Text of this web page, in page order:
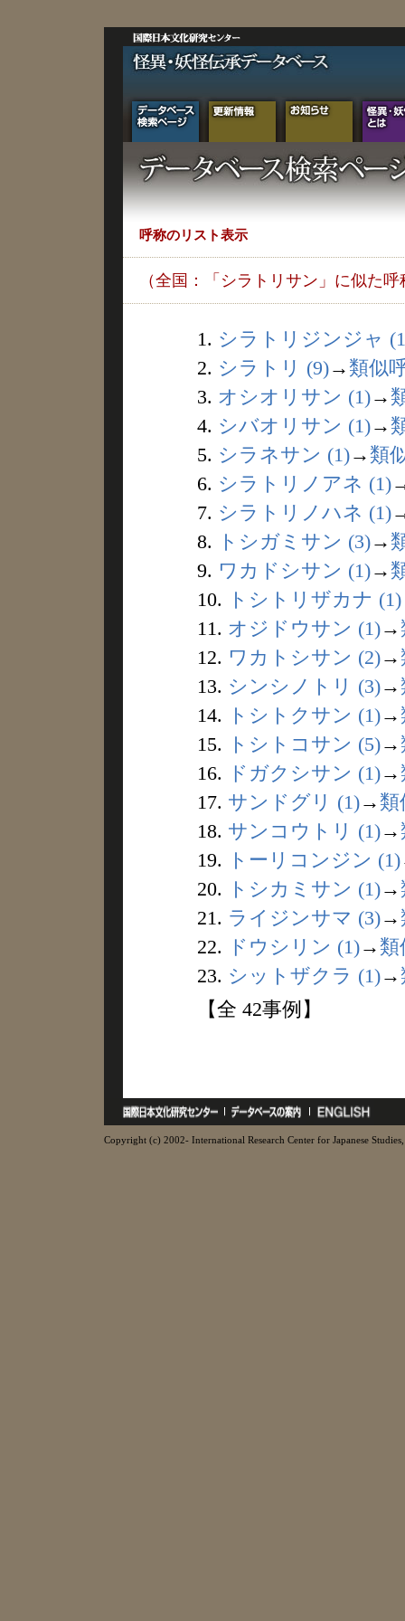
呼称のリスト表示
（全国：「シラトリサン」に似た呼
1. シラトリジンジャ
2. シラトリ (9)→ 類似
3. オシオリサン (1)→
4. シバオリサン (1)→
5. シラネサン (1)→ 類
6. シラトリノアネ (1)
7. シラトリノハネ (1)
8.
トシガミサン (3)→
9. ワカドシサン (1)→
10.
トシトリザカナ (1)
11. オジドウサン (1)→
12. ワカトシサン (2)→
13. シンシノトリ (3)→
14.
トシトクサン (1)→
15.
トシトコサン (5)→
16.
ドガクシサン (1)→
17. サンドグリ (1)→ 類
18. サンコウトリ (1)→
19.
トーリコンジン (1)
20.
トシカミサン (1)→
21. ライジンサマ (3)→
22.
ドウシリン (1)→ 類
23. シットザクラ (1)→
【全 42事例】
Copyright (c) 2002- International Research Center for Japanese